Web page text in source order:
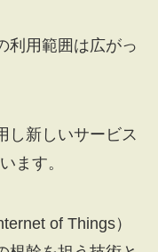
利用範囲は広がっ
し新しいサービス
ます。
of Things）